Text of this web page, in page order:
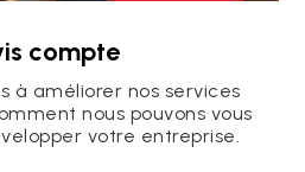
compte
à améliorer nos services
nous pouvons vous
votre entreprise.